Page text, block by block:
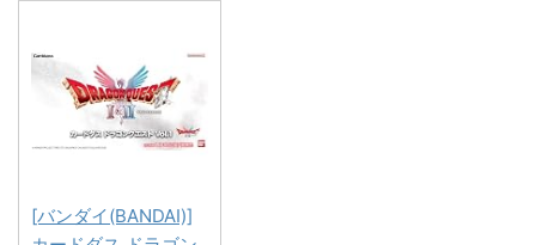
[バンダイ(BANDAI)]